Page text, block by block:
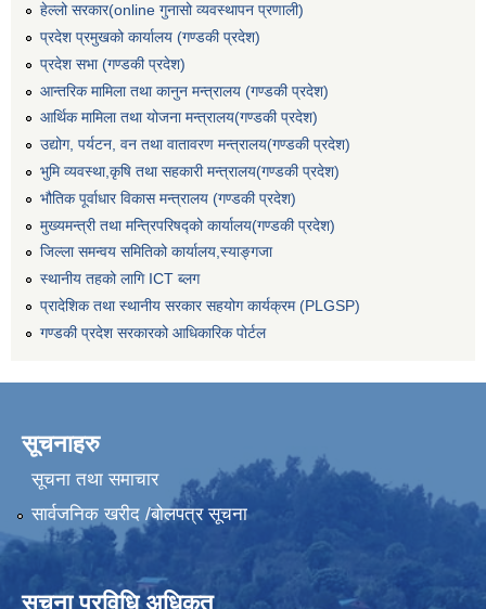
हेल्लो सरकार(online गुनासो व्यवस्थापन प्रणाली)
प्रदेश प्रमुखको कार्यालय (गण्डकी प्रदेश)
प्रदेश सभा (गण्डकी प्रदेश)
आन्तरिक मामिला तथा कानुन मन्त्रालय (गण्डकी प्रदेश)
आर्थिक मामिला तथा योजना मन्त्रालय(गण्डकी प्रदेश)
उद्योग, पर्यटन, वन तथा वातावरण मन्त्रालय(गण्डकी प्रदेश)
भुमि व्यवस्था,कृषि तथा सहकारी मन्त्रालय(गण्डकी प्रदेश)
भौतिक पूर्वाधार विकास मन्त्रालय (गण्डकी प्रदेश)
मुख्यमन्त्री तथा मन्त्रिपरिषद्को कार्यालय(गण्डकी प्रदेश)
जिल्ला समन्वय समितिको कार्यालय,स्याङ्गजा
स्थानीय तहको लागि ICT ब्लग
प्रादेशिक तथा स्थानीय सरकार सहयोग कार्यक्रम (PLGSP)
गण्डकी प्रदेश सरकारको आधिकारिक पोर्टल
सूचनाहरु
सूचना तथा समाचार
सार्वजनिक खरीद /बोलपत्र सूचना
सूचना प्रविधि अधिकृत